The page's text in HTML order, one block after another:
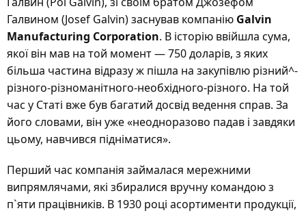
Галвином (Josef Galvin) заснував компанію Galvin
Manufacturing Corporation. В історію ввійшла сума,
якої він мав на той момент — 750 доларів, з яких
більша частина відразу ж пішла на закупівлю різний^-
різного-різноманітного-необхідного-різного. На той
час у Статі вже був багатий досвід ведення справ. За
його словами, він уже «неодноразово падав і завдяки
цьому, навчився підніматися».
Перший час компанія займалася мережними
випрямлячами, які збиралися вручну командою з
п`яти працівників. В 1930 році асортименти продукції,